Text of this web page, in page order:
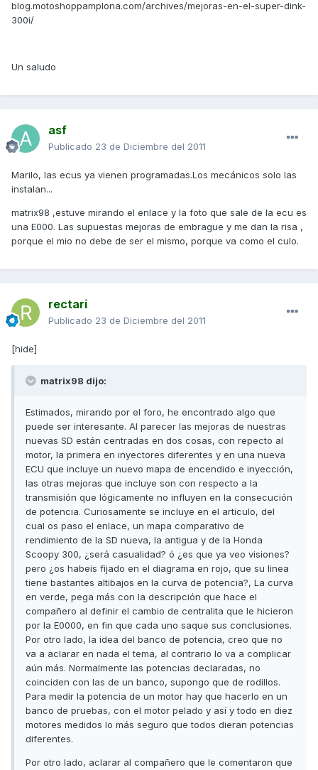
blog.motoshoppamplona.com/archives/mejoras-en-el-super-dink-
300i/
Un saludo
asf
Publicado 23 de Diciembre del 2011
Marilo, las ecus ya vienen programadas.Los mecánicos solo las
instalan...
matrix98 ,estuve mirando el enlace y la foto que sale de la ecu es
una E000. Las supuestas mejoras de embrague y me dan la risa ,
porque el mio no debe de ser el mismo, porque va como el culo.
rectari
Publicado 23 de Diciembre del 2011
[hide]
matrix98 dijo:
Estimados, mirando por el foro, he encontrado algo que
puede ser interesante. Al parecer las mejoras de nuestras
nuevas SD están centradas en dos cosas, con repecto al
motor, la primera en inyectores diferentes y en una nueva
ECU que incluye un nuevo mapa de encendido e inyección,
las otras mejoras que incluye son con respecto a la
transmisión que lógicamente no influyen en la consecución
de potencia. Curiosamente se incluye en el articulo, del
cual os paso el enlace, un mapa comparativo de
rendimiento de la SD nueva, la antigua y de la Honda
Scoopy 300, ¿será casualidad? ó ¿es que ya veo visiones?
pero ¿os habeis fijado en el diagrama en rojo, que su linea
tiene bastantes altibajos en la curva de potencia?, La curva
en verde, pega más con la descripción que hace el
compañero al definir el cambio de centralita que le hicieron
por la E0000, en fin que cada uno saque sus conclusiones.
Por otro lado, la idea del banco de potencia, creo que no
va a aclarar en nada el tema, al contrario lo va a complicar
aún más. Normalmente las potencias declaradas, no
coinciden con las de un banco, supongo que de rodillos.
Para medir la potencia de un motor hay que hacerlo en un
banco de pruebas, con el motor pelado y así y todo en diez
motores medidos lo más seguro que todos dieran potencias
diferentes.
Por otro lado, aclarar al compañero que le comentaron que